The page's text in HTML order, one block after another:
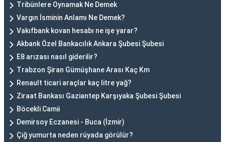
Tribünlere Oynamak Ne Demek
Vargın İsminin Anlamı Ne Demek?
Vakıfbank kovan hesabı ne işe yarar?
Akbank Özel Bankacılık Ankara Şubesi Şubesi
E8 arızası nasıl giderilir?
Trabzon Şiran Gümüşhane Arası Kaç Km
Renault ticari araçlar kaç litre yağ?
Ziraat Bankası Gaziantep Karşıyaka Şubesi Şubesi
Böcekli Camii
Demirsoy Eczanesi - Buca (İzmir)
Çiğ yumurta neden rüyada görülür?